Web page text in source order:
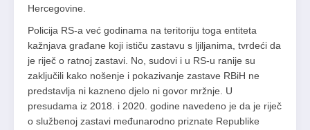
Hercegovine.
Policija RS-a već godinama na teritoriju toga entiteta
kažnjava građane koji ističu zastavu s ljiljanima, tvrdeći da
je riječ o ratnoj zastavi. No, sudovi i u RS-u ranije su
zaključili kako nošenje i pokazivanje zastave RBiH ne
predstavlja ni kazneno djelo ni govor mržnje. U
presudama iz 2018. i 2020. godine navedeno je da je riječ
o službenoj zastavi međunarodno priznate Republike